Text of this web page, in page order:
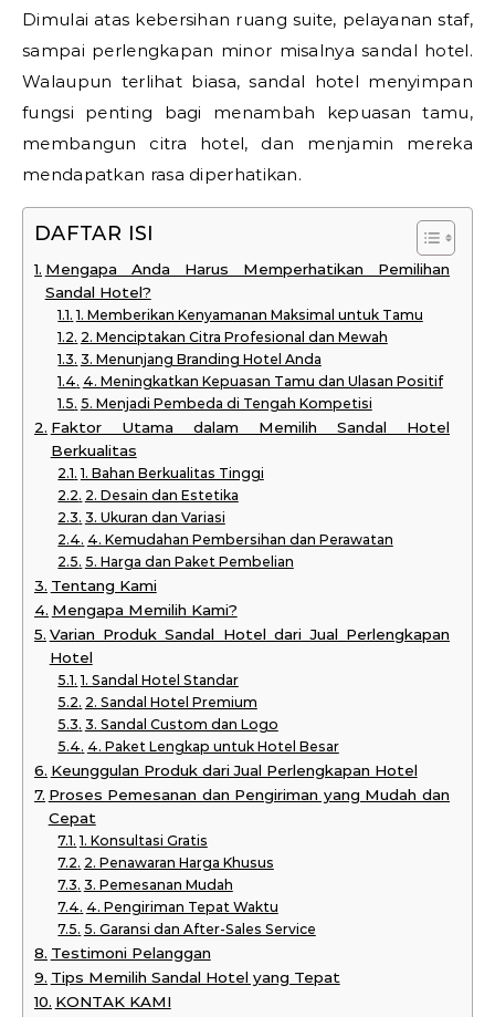
Dimulai atas kebersihan ruang suite, pelayanan staf,
sampai perlengkapan minor misalnya sandal hotel.
Walaupun terlihat biasa, sandal hotel menyimpan
fungsi penting bagi menambah kepuasan tamu,
membangun citra hotel, dan menjamin mereka
mendapatkan rasa diperhatikan.
DAFTAR ISI
Mengapa Anda Harus Memperhatikan Pemilihan
Sandal Hotel?
1. Memberikan Kenyamanan Maksimal untuk Tamu
2. Menciptakan Citra Profesional dan Mewah
3. Menunjang Branding Hotel Anda
4. Meningkatkan Kepuasan Tamu dan Ulasan Positif
5. Menjadi Pembeda di Tengah Kompetisi
Faktor Utama dalam Memilih Sandal Hotel
Berkualitas
1. Bahan Berkualitas Tinggi
2. Desain dan Estetika
3. Ukuran dan Variasi
4. Kemudahan Pembersihan dan Perawatan
5. Harga dan Paket Pembelian
Tentang Kami
Mengapa Memilih Kami?
Varian Produk Sandal Hotel dari Jual Perlengkapan
Hotel
1. Sandal Hotel Standar
2. Sandal Hotel Premium
3. Sandal Custom dan Logo
4. Paket Lengkap untuk Hotel Besar
Keunggulan Produk dari Jual Perlengkapan Hotel
Proses Pemesanan dan Pengiriman yang Mudah dan
Cepat
1. Konsultasi Gratis
2. Penawaran Harga Khusus
3. Pemesanan Mudah
4. Pengiriman Tepat Waktu
5. Garansi dan After-Sales Service
Testimoni Pelanggan
Tips Memilih Sandal Hotel yang Tepat
KONTAK KAMI